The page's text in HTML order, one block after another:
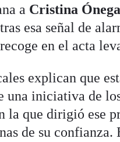
a Cristina Ónega
esa señal de
en el acta
explican que
una iniciativa de
la que dirigió ese
de su